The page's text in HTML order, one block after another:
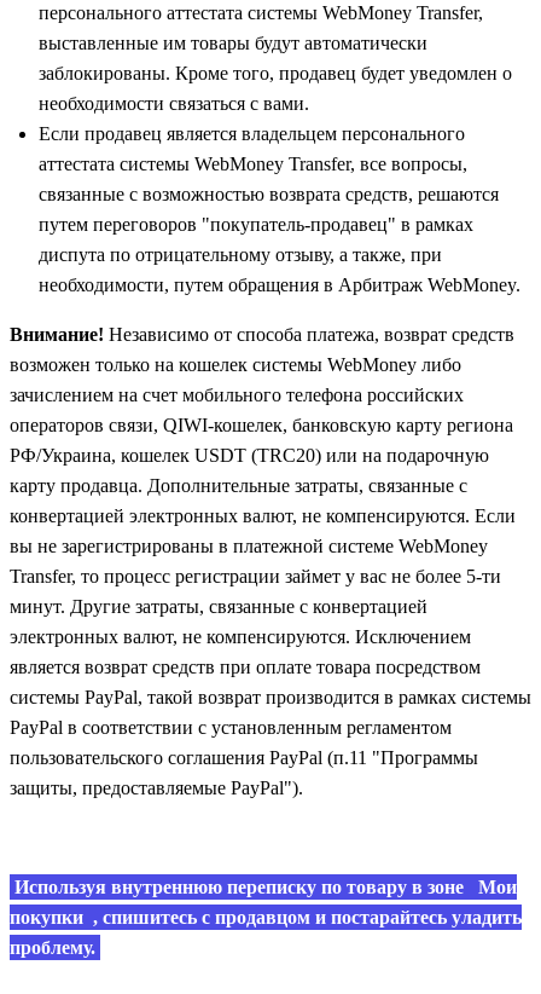
персонального аттестата системы WebMoney Transfer,
выставленные им товары будут автоматически
заблокированы. Кроме того, продавец будет уведомлен о
необходимости связаться с вами.
Если продавец является владельцем персонального
аттестата системы WebMoney Transfer, все вопросы,
связанные с возможностью возврата средств, решаются
путем переговоров "покупатель-продавец" в рамках
диспута по отрицательному отзыву, а также, при
необходимости, путем обращения в Арбитраж WebMoney.
Внимание! Независимо от способа платежа, возврат средств
возможен только на кошелек системы WebMoney либо
зачислением на счет мобильного телефона российских
операторов связи, QIWI-кошелек, банковскую карту региона
РФ/Украина, кошелек USDT (TRC20) или на подарочную
карту продавца. Дополнительные затраты, связанные с
конвертацией электронных валют, не компенсируются. Если
вы не зарегистрированы в платежной системе WebMoney
Transfer, то процесс регистрации займет у вас не более 5-ти
минут. Другие затраты, связанные с конвертацией
электронных валют, не компенсируются. Исключением
является возврат средств при оплате товара посредством
системы PayPal, такой возврат производится в рамках системы
PayPal в соответствии с установленным регламентом
пользовательского соглашения PayPal (п.11 "Программы
защиты, предоставляемые PayPal").
Используя внутреннюю переписку по товару в зоне
Мои
покупки , спишитесь с продавцом и постарайтесь уладить
проблему.